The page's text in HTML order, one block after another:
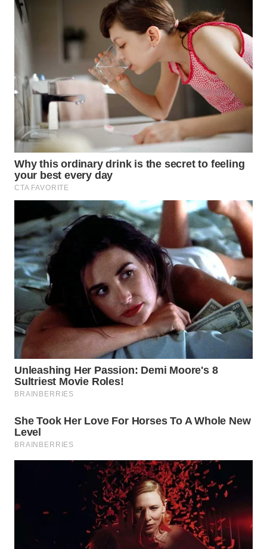
CIANJUR
WN
KEPULAUAN
SERIBU
WN
TANGERANG
BINJAI
WN
CIREBON
WN
INDRAMAYU
KUNINGAN
WN
WN
SUBANG